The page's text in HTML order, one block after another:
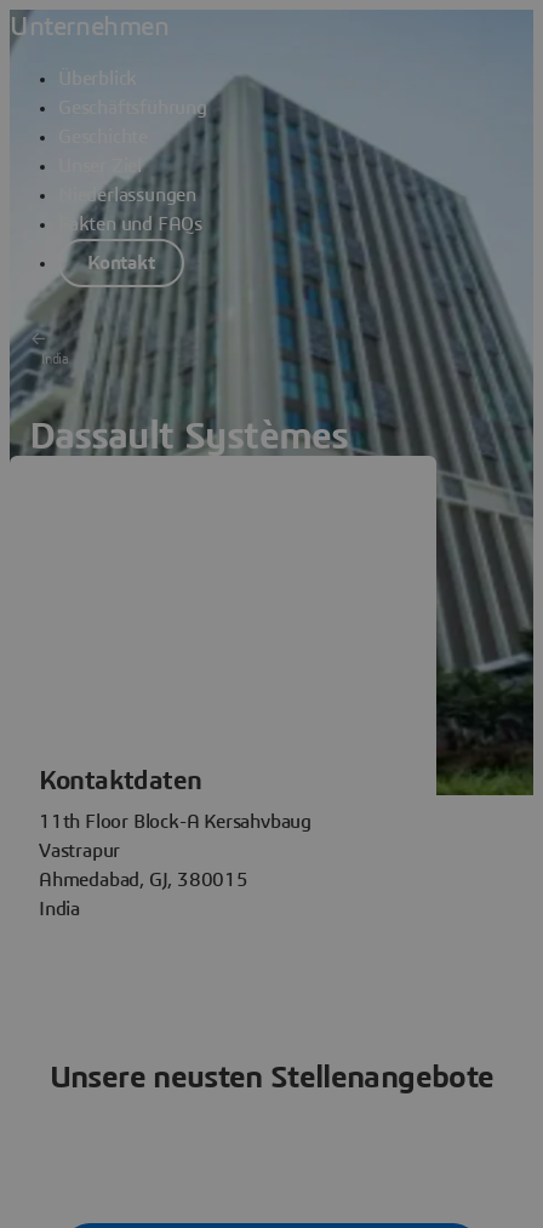
Unternehmen
Überblick
Geschäftsführung
Unser Ziel
Niederlassungen
Fakten und FAQs
Kontakt
India
Dassault Systèmes
Kontaktdaten
11th Floor Block-A Kersahvbaug
Vastrapur
Ahmedabad, GJ, 380015
India
Unsere neusten Stellenangebote